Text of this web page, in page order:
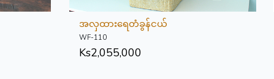
အလှထားရေတံခွန်ငယ်
WF-110
Ks2,055,000